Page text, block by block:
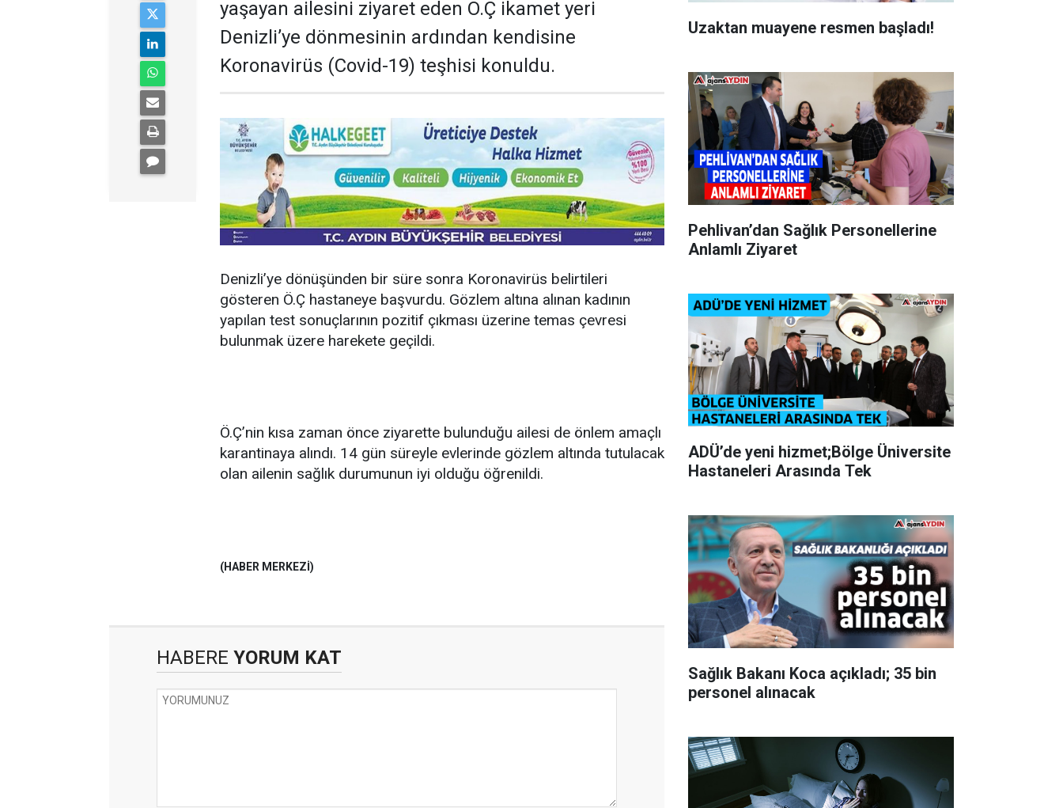
yaşayan ailesini ziyaret eden Ö.Ç ikamet yeri
Denizli’ye dönmesinin ardından kendisine
Koronavirüs (Covid-19) teşhisi konuldu.
Denizli’ye dönüşünden bir süre sonra Koronavirüs belirtileri
gösteren Ö.Ç hastaneye başvurdu. Gözlem altına alınan kadının
yapılan test sonuçlarının pozitif çıkması üzerine temas çevresi
bulunmak üzere harekete geçildi.
Ö.Ç’nin kısa zaman önce ziyarette bulunduğu ailesi de önlem amaçlı
karantinaya alındı. 14 gün süreyle evlerinde gözlem altında tutulacak
olan ailenin sağlık durumunun iyi olduğu öğrenildi.
(HABER MERKEZİ)
HABERE YORUM KAT
Uzaktan muayene resmen başladı!
Pehlivan’dan Sağlık Personellerine
Anlamlı Ziyaret
ADÜ’de yeni hizmet;Bölge Üniversite
Hastaneleri Arasında Tek
Sağlık Bakanı Koca açıkladı; 35 bin
personel alınacak